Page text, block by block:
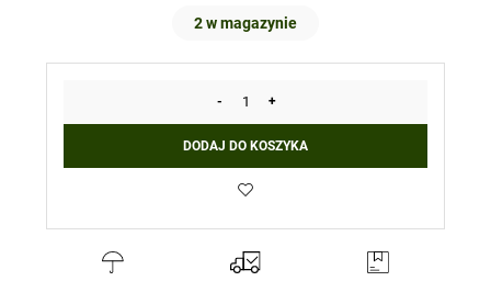
2 w magazynie
-
ilość
U.S.
-
Tex
+
DODAJ DO KOSZYKA